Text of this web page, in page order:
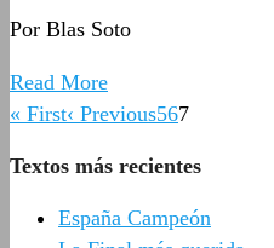
Por Blas Soto
Read More
« First‹ Previous567
Textos más recientes
España Campeón